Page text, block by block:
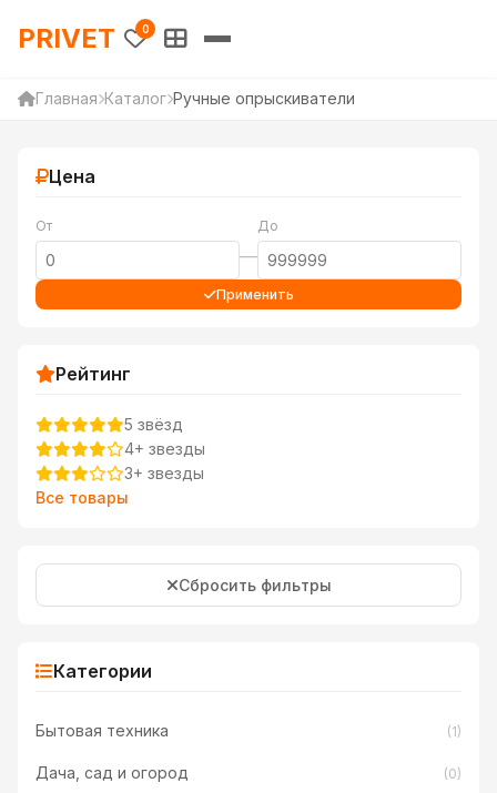
PRIVET — Каталог товаров
PRIVET 0
Главная Каталог Ручные опрыскиватели
Цена
От
—
До
Применить
Рейтинг
5 звёзд
4+ звезды
3+ звезды
Все товары
Сбросить фильтры
Категории
Бытовая техника (1)
Дача, сад и огород (0)